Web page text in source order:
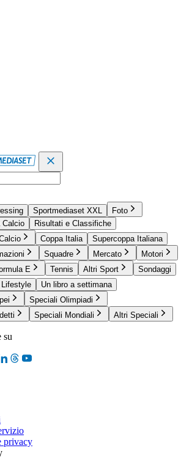
Sportmediaset XXL
Foto
Calcio
Risultati e Classifiche
Coppa Italia
Supercoppa Italiana
Squadre Mercato
Motori
E Tennis Altri Sport
Sondaggi
Lifestyle
Un libro a settimana
Speciali Olimpiadi
Speciali Mondiali Altri Speciali
su
privacy